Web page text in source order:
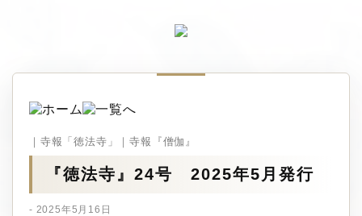
｜寺報「徳法寺」｜寺報『僧伽』
『徳法寺』24号 2025年5月発行
- 2025年5月16日